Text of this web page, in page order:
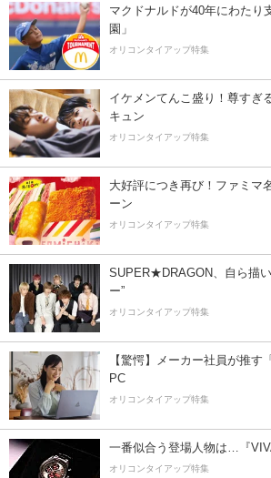
マクドナルドが40年にわたり
園」
オリコンタイアップ特集
イケメンてんこ盛り！尊すぎ
キュン
オリコンタイアップ特集
大好評につき再び！ファミマ
ーン
オリコンタイアップ特集
SUPER★DRAGON、自ら描
ー”
オリコンタイアップ特集
【驚愕】メーカー社員が推す
PC
オリコンタイアップ特集
一番似合う登場人物は…『
オリコンタイアップ特集